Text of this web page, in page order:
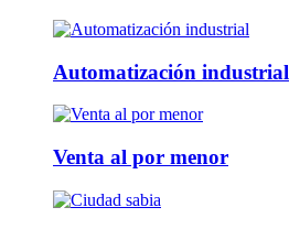
Automatización industrial
Venta al por menor